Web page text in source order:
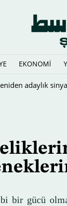
EKONOMİ
için gizlice
bir gücü